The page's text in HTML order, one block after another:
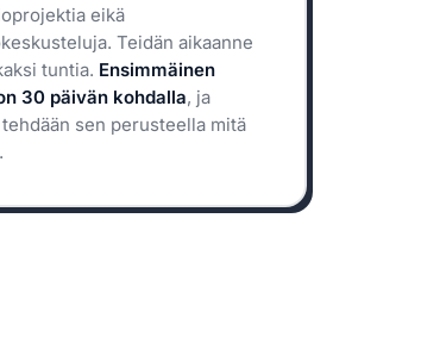
eikä
Teidän aikaanne
tuntia. Ensimmäinen
30 päivän kohdalla, ja
sen perusteella mitä